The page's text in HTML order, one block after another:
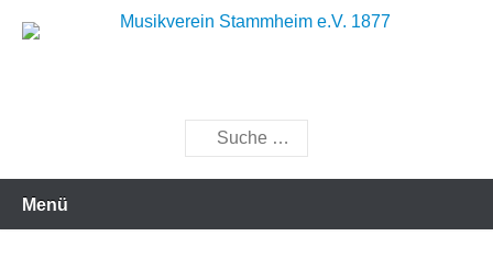
Inhalt
Suchen
Menü